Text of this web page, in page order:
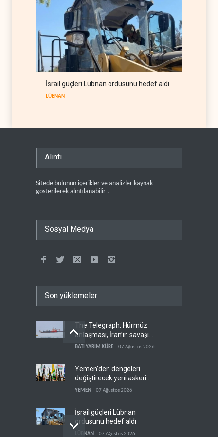
İsrail güçleri Lübnan ordusunu hedef aldı
LÜBNAN
Alıntı
Sitede bulunun içerikler ve analizler kaynak
gösterilerek alıntılanabilir .
Sosyal Medya
Son yüklemeler
The Telegraph: Hürmüz
anlaşması, İran’ın savaşı
kazandığını gösteriyor
BATI YARIM KÜRE 07 Ağustos 2026
Yemen’den dengeleri
değiştirecek yeni askeri
denklem
YEMEN 07 Ağustos 2026
İsrail güçleri Lübnan
ordusunu hedef aldı
LÜBNAN 07 Ağustos 2026